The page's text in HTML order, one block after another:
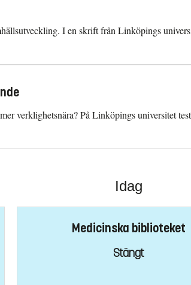
I en skrift från Linköpings
verklighetsnära? På Linköpings universitet
Idag
Medicinska biblioteket
Stängt